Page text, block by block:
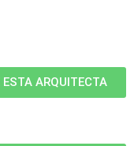
ARQUITECTA